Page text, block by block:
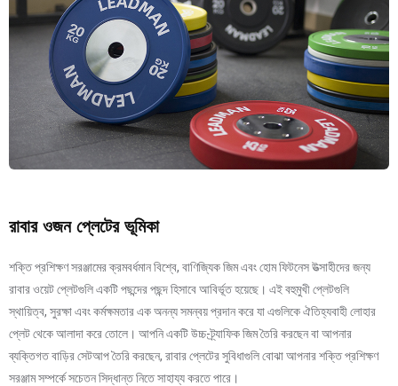
রাবার ওজন প্লেটের ভূমিকা
শক্তি প্রশিক্ষণ সরঞ্জামের ক্রমবর্ধমান বিশ্বে, বাণিজ্যিক জিম এবং হোম ফিটনেস উত্সাহীদের জন্য
রাবার ওয়েট প্লেটগুলি একটি পছন্দের পছন্দ হিসাবে আবির্ভূত হয়েছে। এই বহুমুখী প্লেটগুলি
স্থায়িত্ব, সুরক্ষা এবং কর্মক্ষমতার এক অনন্য সমন্বয় প্রদান করে যা এগুলিকে ঐতিহ্যবাহী লোহার
প্লেট থেকে আলাদা করে তোলে। আপনি একটি উচ্চ-ট্র্যাফিক জিম তৈরি করছেন বা আপনার
ব্যক্তিগত বাড়ির সেটআপ তৈরি করছেন, রাবার প্লেটের সুবিধাগুলি বোঝা আপনার শক্তি প্রশিক্ষণ
সরঞ্জাম সম্পর্কে সচেতন সিদ্ধান্ত নিতে সাহায্য করতে পারে।